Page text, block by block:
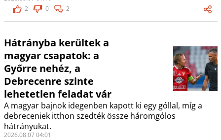
2
0 2
Hátrányba kerültek a
magyar csapatok: a
Győrre nehéz, a
Debrecenre szinte
lehetetlen feladat vár
A magyar bajnok idegenben kapott ki egy góllal, míg a
debreceniek itthon szedték össze háromgólos
hátrányukat.
2026.08.07 04:01